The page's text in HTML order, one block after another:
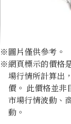
Platinum
收購參考價格
※圖片僅供參考。
※網頁標示的價格
場行情所計算出
價。 此價格並非
市場行情波動、
動。